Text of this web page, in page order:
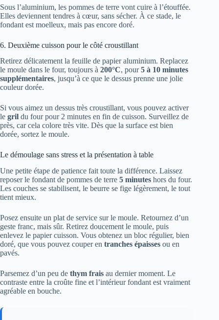
Sous l’aluminium, les pommes de terre vont cuire à l’étouffée.
Elles deviennent tendres à cœur, sans sécher. À ce stade, le
fondant est moelleux, mais pas encore doré.
6. Deuxième cuisson pour le côté croustillant
Retirez délicatement la feuille de papier aluminium. Replacez
le moule dans le four, toujours à 200°C, pour5 à 10 minutes
supplémentaires, jusqu’à ce que le dessus prenne une jolie
couleur dorée.
Si vous aimez un dessus très croustillant, vous pouvez activer
le gril du four pour 2 minutes en fin de cuisson. Surveillez de
près, car cela colore très vite. Dès que la surface est bien
dorée, sortez le moule.
Le démoulage sans stress et la présentation à table
Une petite étape de patience fait toute la différence. Laissez
reposer le fondant de pommes de terre 5 minutes hors du four.
Les couches se stabilisent, le beurre se fige légèrement, le tout
tient mieux.
Posez ensuite un plat de service sur le moule. Retournez d’un
geste franc, mais sûr. Retirez doucement le moule, puis
enlevez le papier cuisson. Vous obtenez un bloc régulier, bien
doré, que vous pouvez couper en tranches épaisses ou en
pavés.
Parsemez d’un peu de thym frais au dernier moment. Le
contraste entre la croûte fine et l’intérieur fondant est vraiment
agréable en bouche.